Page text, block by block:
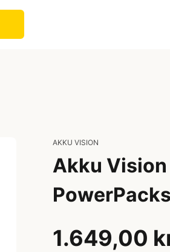
AKKU VISION
Akku
1.649,00